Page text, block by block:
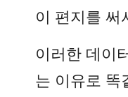
이 편지를 써
이러한 데이
는 이유로 똑